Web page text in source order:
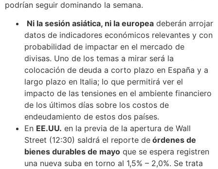
podrían seguir dominando la semana.
Ni la sesión asiática, ni la europea deberán arrojar
datos de indicadores económicos relevantes y con
probabilidad de impactar en el mercado de
divisas. Uno de los temas a mirar será la
colocación de deuda a corto plazo en España y a
largo plazo en Italia; lo que permitirá ver el
impacto de las tensiones en el ambiente financiero
de los últimos días sobre los costos de
endeudamiento de estos dos países.
En EE.UU. en la previa de la apertura de Wall
Street (12:30) saldrá el reporte de órdenes de
bienes durables de mayo que se espera registren
una nueva suba en torno al 1,5% – 2,0%. Se trata